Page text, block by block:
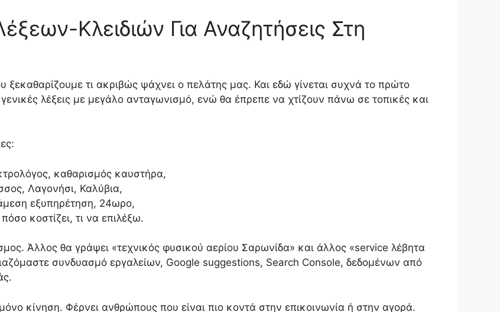
Κλειδιών Για Αναζητήσεις Στη
ξεκαθαρίζουμε τι ακριβώς ψάχνει ο πελάτης μας. Και εδώ γίνεται συχνά το πρώτο
λέξεις με μεγάλο ανταγωνισμό, ενώ θα έπρεπε να χτίζουν πάνω σε τοπικές και
καθαρισμός καυστήρα,
Λαγονήσι, Καλύβια,
εξυπηρέτηση, 24ωρο,
κοστίζει, τι να επιλέξω.
Άλλος θα γράψει «τεχνικός φυσικού αερίου Σαρωνίδα» και άλλος «service λέβητα
συνδυασμό εργαλείων, Google suggestions, Search Console, δεδομένων από
κίνηση. Φέρνει ανθρώπους που είναι πιο κοντά στην επικοινωνία ή στην αγορά.